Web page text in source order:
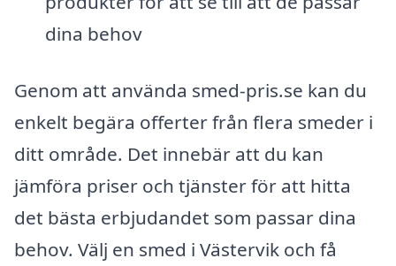
dina behov
Genom att använda smed-pris.se kan du
enkelt begära offerter från flera smeder i
ditt område. Det innebär att du kan
jämföra priser och tjänster för att hitta
det bästa erbjudandet som passar dina
behov. Välj en smed i Västervik och få